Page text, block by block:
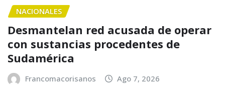
NACIONALES
Desmantelan red acusada de operar
con sustancias procedentes de
Sudamérica
Francomacorisanos Ago 7, 2026